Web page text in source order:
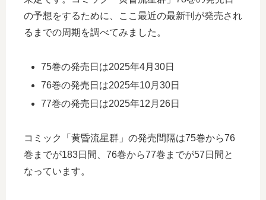
の予想をするために、ここ最近の最新刊が発売され
るまでの周期を調べてみました。
75巻の発売日は2025年4月30日
76巻の発売日は2025年10月30日
77巻の発売日は2025年12月26日
コミック「黄昏流星群」の発売間隔は75巻から76
巻までが183日間、76巻から77巻までが57日間と
なっています。